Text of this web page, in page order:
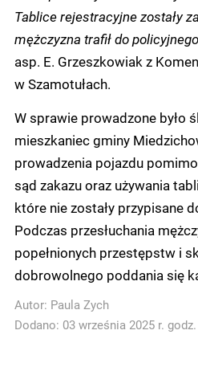
Tablice rejestracyjne zostały
mężczyzna trafił do
asp. E. Grzeszkowiak z
w Szamotułach.
W sprawie prowadzone było
mieszkaniec gminy
prowadzenia pojazdu
sąd zakazu oraz używania
które nie zostały przypisane
Podczas przesłuchania
popełnionych przestępstw i
dobrowolnego poddania się
Autor: Paula Zych
Dodano: 03 września 2025 r.